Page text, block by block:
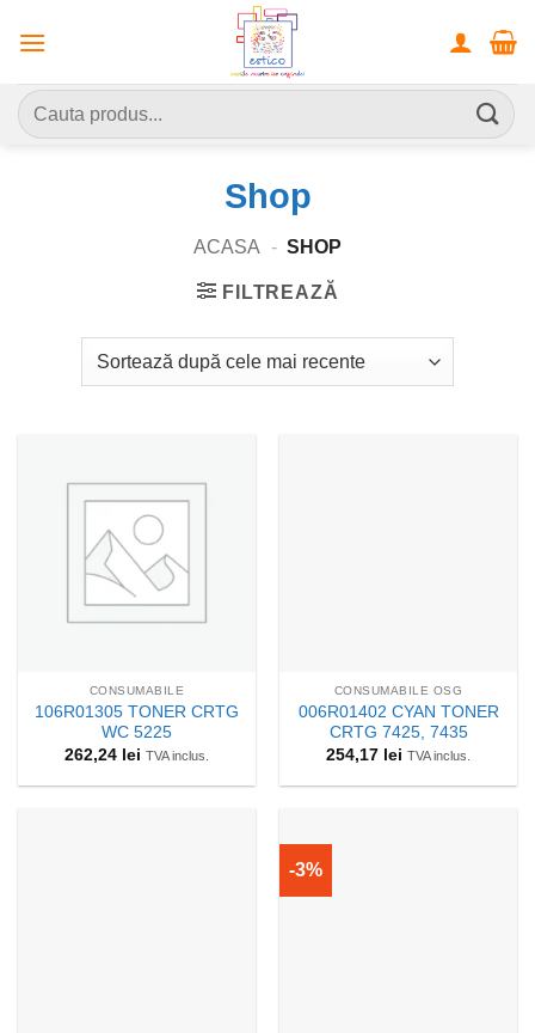
Caută
după:
Shop
ACASA - SHOP
FILTREAZĂ
CONSUMABILE
106R01305 TONER CRTG
WC 5225
262,24 lei TVA inclus.
CONSUMABILE OSG
006R01402 CYAN TONER
CRTG 7425, 7435
254,17 lei TVA inclus.
-3%